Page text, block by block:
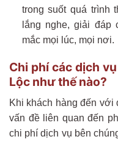
trong suốt quá trình
lắng nghe, giải đáp
mắc mọi lúc, mọi nơi.
Chi phí các dịch
Lộc như thế nào?
Khi khách hàng đến với
vấn đề liên quan đến
chi phí dịch vụ bên